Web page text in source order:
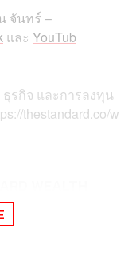
จันทร์ –
และ YouTub
รกิจ และการลงทุน
thestandard.co/w
ช้งานอยู่แล้วได้เลย